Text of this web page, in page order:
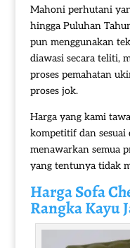
Mahoni perhutani
hingga Puluhan
pun menggunakan
diawasi secara teliti,
proses pemahatan
proses jok.
Harga yang kami
kompetitif dan sesuai
menawarkan semua
yang tentunya tidak
HargaSofa
Rangka Kayu